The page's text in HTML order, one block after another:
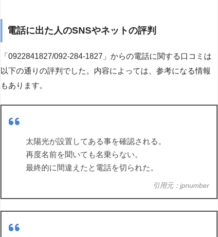
電話に出た人のSNSやネットの評判
「0922841827/092-284-1827」からの電話に関する口コミは
以下の通りの評判でした。内容によっては、参考になる情報
もあります。
太陽光が設置してある事を確認される。
再度名前を聞いても名乗らない。
最終的に間違えたと電話を切られた。
引用元：jpnumber